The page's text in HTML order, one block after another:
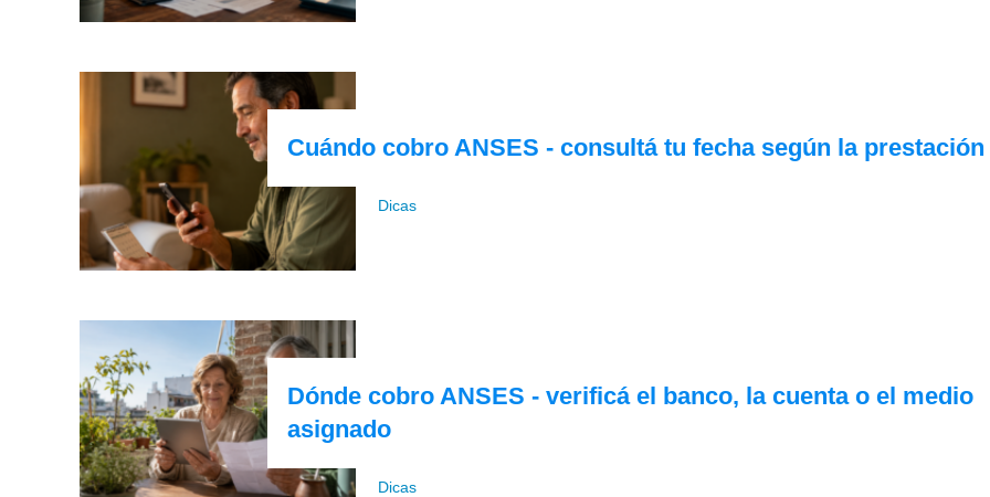
Cuándo cobro ANSES - consultá tu fecha según la prestación
Dicas
Dónde cobro ANSES - verificá el banco, la cuenta o el medio
asignado
Dicas